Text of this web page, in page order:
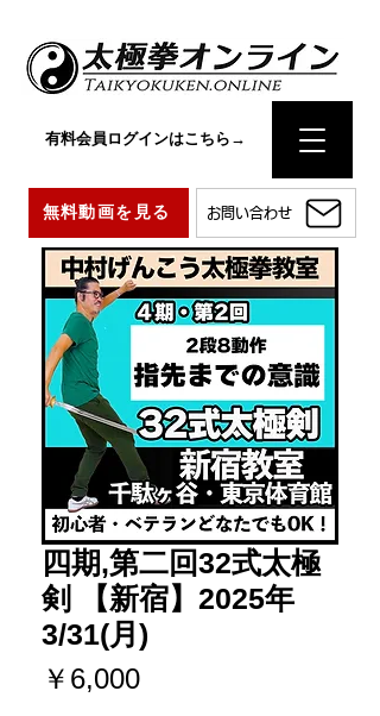
お問い合わせ
無料動画を見る
有料会員ログインはこちら→
四期,第二回32式太極
剣 【新宿】2025年
3/31(月)
￥6,000価